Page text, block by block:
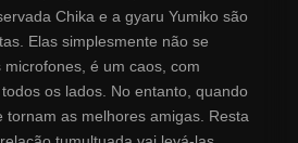
Chika e a gyaru Yumiko são
Elas simplesmente não se
é um caos, com
os lados. No entanto, quando
tornam as melhores amigas. Resta